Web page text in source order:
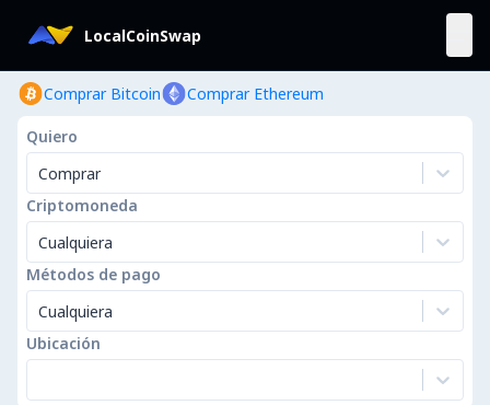
LocalCoinSwap
Comprar Bitcoin Comprar Ethereum
Quiero
Comprar
Criptomoneda
Cualquiera
Métodos de pago
Cualquiera
Ubicación